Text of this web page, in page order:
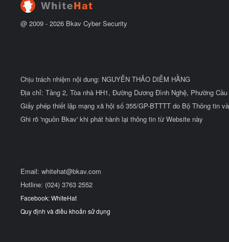
@ 2009 - 2026 Bkav Cyber Security
Chịu trách nhiệm nội dung: NGUYỄN THẢO DIỄM HẰNG
Địa chỉ: Tầng 2, Tòa nhà HH1, Đường Dương Đình Nghệ, Phường
Giấy phép thiết lập mạng xã hội số 355/GP-BTTTT do Bộ Thông tin
Ghi rõ 'nguồn Bkav' khi phát hành lại thông tin từ Website này
Email: whitehat@bkav.com
Hotline: (024) 3763 2552
Facebook: WhiteHat
Quy định và điều khoản sử dụng